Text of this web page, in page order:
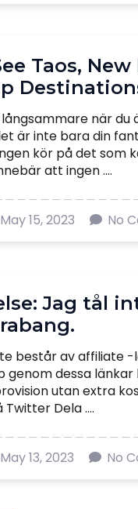
Taos,
när du
är inte bara din
kör på det som
att ingen ....
May 15, 2023 No
Jag tål
består av affiliate -
genom dessa
utan extra
Dela ....
May 13, 2023 No